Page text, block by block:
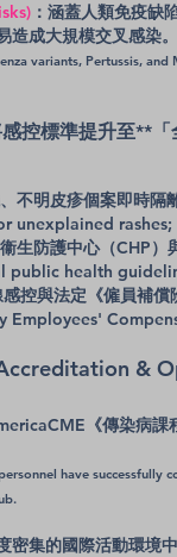
：涵蓋人類免疫缺
造成大規模交叉感染。
variants, Pertussis,
控標準提升至**
不明皮疹個案即時
unexplained
生防護中心（CHP
public health
控與法定《僱員補
Employees'
&
《傳染病
have successfully
密集的國際活動環境